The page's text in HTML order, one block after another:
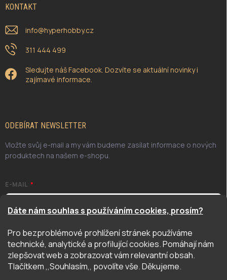
Dáte nám souhlas s používáním cookies, prosím?
Pro bezproblémové prohlížení stránek používáme
technické, analytické a profilující cookies. Pomáhají nám
zlepšovat web a zobrazovat vám relevantní obsah.
Tlačítkem ,,Souhlasím,, povolíte vše. Děkujeme.
KONTAKT
info@hyperhobby.cz
311 444 499
Sledujte náš Facebook. Dozvíte se aktuální novinky i
zajímavé informace.
ODEBÍRAT NEWSLETTER
Vložte svůj e-mail a my vám budeme zasílat informace o nových
produktech na našem e-shopu.
E-MAIL
Odesláním potvrzuji, že jsem se seznámil/a se zásadami
ochrany osobních údajů. Úplné znění naleznetezde
PŘIHLÁSIT SE